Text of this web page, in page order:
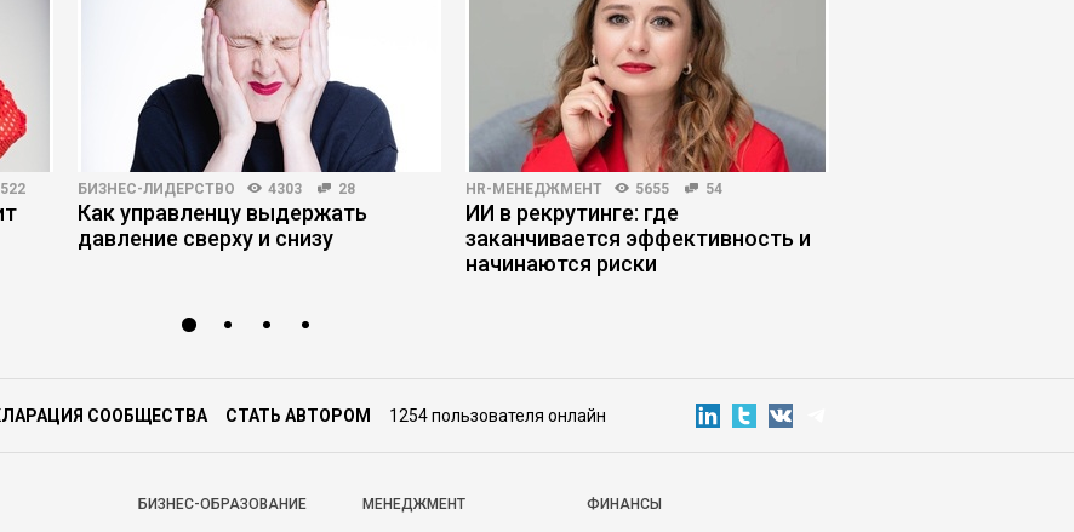
522 БИЗНЕС-ЛИДЕРСТВО 4303 28
Как управленцу выдержать
давление сверху и снизу
HR-МЕНЕДЖМЕНТ 5655 54
ИИ в рекрутинге: где
заканчивается эффективность и
начинаются риски
СООБЩЕСТВА СТАТЬ АВТОРОМ 1254 пользователя онлайн
БИЗНЕС-ОБРАЗОВАНИЕ МЕНЕДЖМЕНТ ФИНАНСЫ